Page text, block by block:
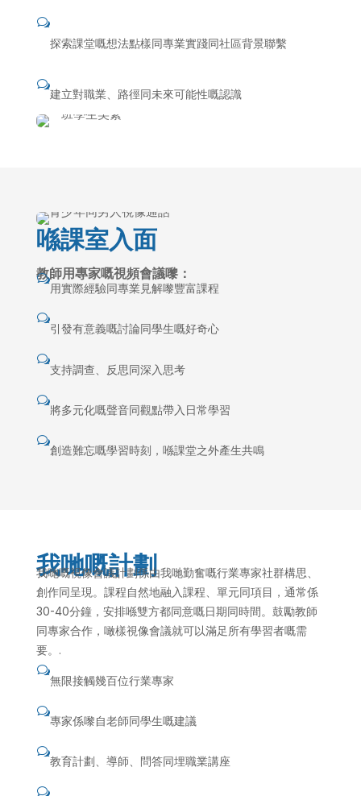
w
探索課堂嘅想法點樣同專業實踐同社區背景聯繫
w
建立對職業、路徑同未來可能性嘅認識
喺課室入面
教師用專家嘅視頻會議嚟：
w
用實際經驗同專業見解嚟豐富課程
w
引發有意義嘅討論同學生嘅好奇心
w
支持調查、反思同深入思考
w
將多元化嘅聲音同觀點帶入日常學習
w
創造難忘嘅學習時刻，喺課堂之外產生共鳴
我哋嘅計劃
我哋嘅視像會議計劃係由我哋勤奮嘅行業專家社群構思、
創作同呈現。課程自然地融入課程、單元同項目，通常係
30-40分鐘，安排喺雙方都同意嘅日期同時間。鼓勵教師
同專家合作，噉樣視像會議就可以滿足所有學習者嘅需
要。.
w
無限接觸幾百位行業專家
w
專家係嚟自老師同學生嘅建議
w
教育計劃、導師、問答同埋職業講座
w